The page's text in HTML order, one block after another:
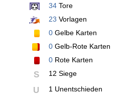
34Tore
23 Vorlagen
0Gelbe Karten
0Gelb-Rote Karten
0Rote Karten
S 12 Siege
U 1 Unentschieden